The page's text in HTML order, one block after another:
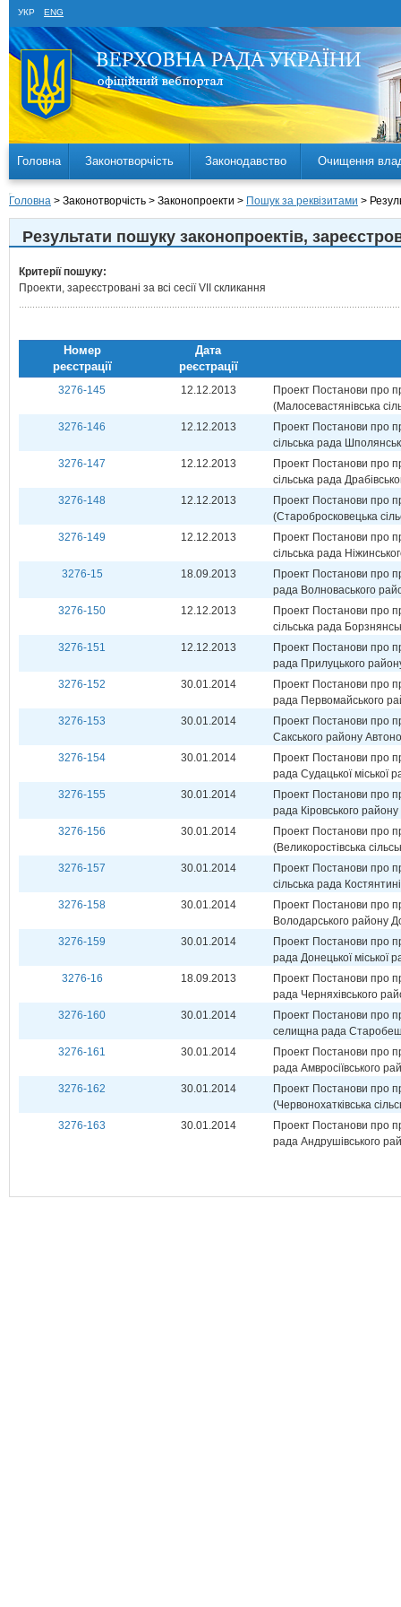
УКР ENG
Головна Законотворчість Законодавство Очищення
Головна > Законотворчість > Законопроекти > Пошук за реквізитами >
Результати пошуку законопроектiв,
Критерії пошуку:
Проекти, зареєстровані за всі сесії VII скликання
Номер
реєстрацiї
Дата
реєстрацiї
3276-145 12.12.2013
Проект Постанови про
(Малосевастянівська
3276-146
12.12.2013
Проект Постанови про
сільська рада
3276-147
12.12.2013
Проект Постанови про
сільська рада
3276-148
12.12.2013
Проект Постанови про
(Старобросковецька
3276-149
12.12.2013
Проект Постанови про
сільська рада
3276-15
18.09.2013
Проект Постанови про
рада Волноваського
3276-150
12.12.2013
Проект Постанови про
сільська рада
3276-151
12.12.2013
Проект Постанови про
рада Прилуцького району
3276-152
30.01.2014
Проект Постанови про
рада Первомайського
3276-153
30.01.2014
Проект Постанови про
Сакського району
3276-154
30.01.2014
Проект Постанови про
рада Судацької міської
3276-155
30.01.2014
Проект Постанови про
рада Кіровського
3276-156
30.01.2014
Проект Постанови про
(Великоростівська
3276-157
30.01.2014
Проект Постанови про
сільська рада
3276-158
30.01.2014
Проект Постанови про
Володарського району
3276-159
30.01.2014
Проект Постанови про
рада Донецької міської
3276-16
18.09.2013
Проект Постанови про
рада Черняхівського
3276-160
30.01.2014
Проект Постанови про
селищна рада
3276-161
30.01.2014
Проект Постанови про
рада Амвросіївського
3276-162
30.01.2014
Проект Постанови про
(Червонохатківська
3276-163
30.01.2014
Проект Постанови про
рада Андрушівського